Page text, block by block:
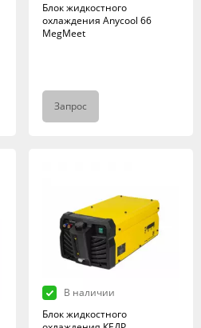
Блок жидкостного
охлаждения Anycool 66
MegMeet
Запрос
В наличии
Блок жидкостного